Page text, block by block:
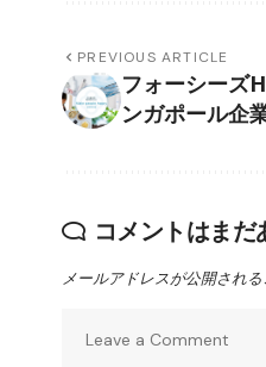
PREVIOUS ARTICLE
フォーシーズ
ンガポール企
コメントはまだ
メールアドレスが公開される